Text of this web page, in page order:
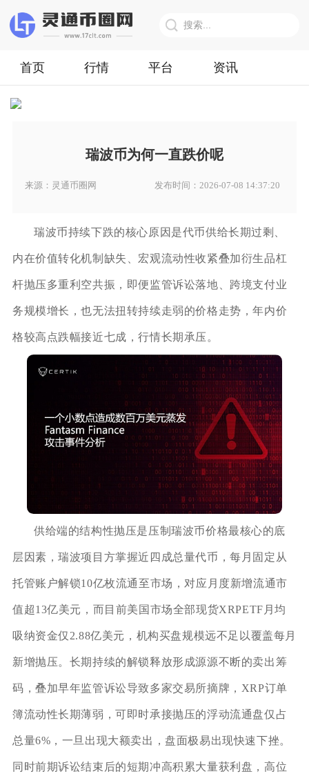
首页 行情 平台 资讯
瑞波币为何一直跌价呢
来源：灵通币圈网 发布时间：2026-07-08 14:37:20
瑞波币持续下跌的核心原因是代币供给长期过剩、
内在价值转化机制缺失、宏观流动性收紧叠加衍生品杠
杆抛压多重利空共振，即便监管诉讼落地、跨境支付业
务规模增长，也无法扭转持续走弱的价格走势，年内价
格较高点跌幅接近七成，行情长期承压。
供给端的结构性抛压是压制瑞波币价格最核心的底
层因素，瑞波项目方掌握近四成总量代币，每月固定从
托管账户解锁10亿枚流通至市场，对应月度新增流通市
值超13亿美元，而目前美国市场全部现货XRPETF月均
吸纳资金仅2.88亿美元，机构买盘规模远不足以覆盖每月
新增抛压。长期持续的解锁释放形成源源不断的卖出筹
码，叠加早年监管诉讼导致多家交易所摘牌，XRP订单
簿流动性长期薄弱，可即时承接抛压的浮动流通盘仅占
总量6%，一旦出现大额卖出，盘面极易出现快速下挫。
同时前期诉讼结束后的短期冲高积累大量获利盘，高位